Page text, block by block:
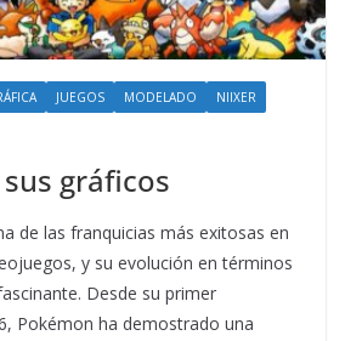
JUEGOS MODELADO
NIIXER
gráficos
de las franquicias más exitosas en
y su evolución en términos
Desde su primer
Pokémon ha demostrado una